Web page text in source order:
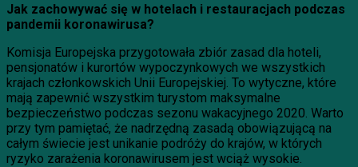
Jak zachowywać się w hotelach i restauracjach podczas
pandemii koronawirusa?
Komisja Europejska przygotowała zbiór zasad dla hoteli,
pensjonatów i kurortów wypoczynkowych we wszystkich
krajach członkowskich Unii Europejskiej. To wytyczne, które
mają zapewnić wszystkim turystom maksymalne
bezpieczeństwo podczas sezonu wakacyjnego 2020. Warto
przy tym pamiętać, że nadrzędną zasadą obowiązującą na
całym świecie jest unikanie podróży do krajów, w których
ryzyko zarażenia koronawirusem jest wciąż wysokie.